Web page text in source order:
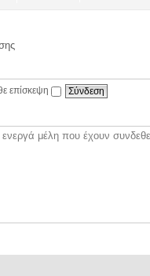
επίσκεψη
μέλη που έχουν